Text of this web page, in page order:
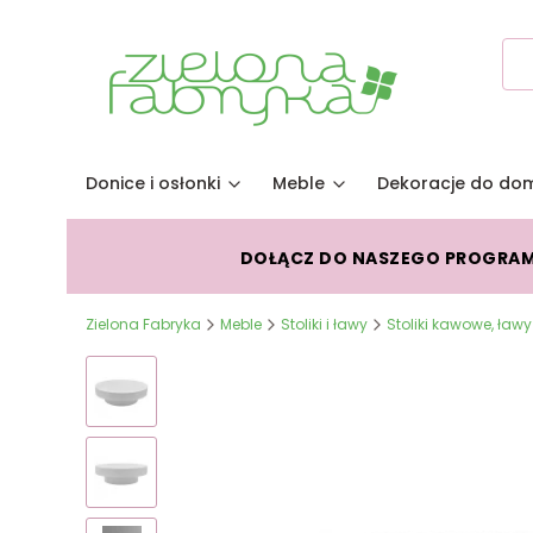
Donice i osłonki Meble Dekoracje do
DOŁĄCZ DO NASZEGO
Zielona Fabryka Meble Stoliki i ławy Stoliki kawowe, ławy